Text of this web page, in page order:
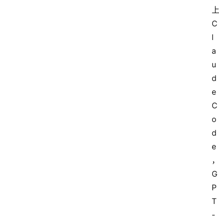
上
C
l
a
u
d
e
C
o
d
e
，
G
P
T
-